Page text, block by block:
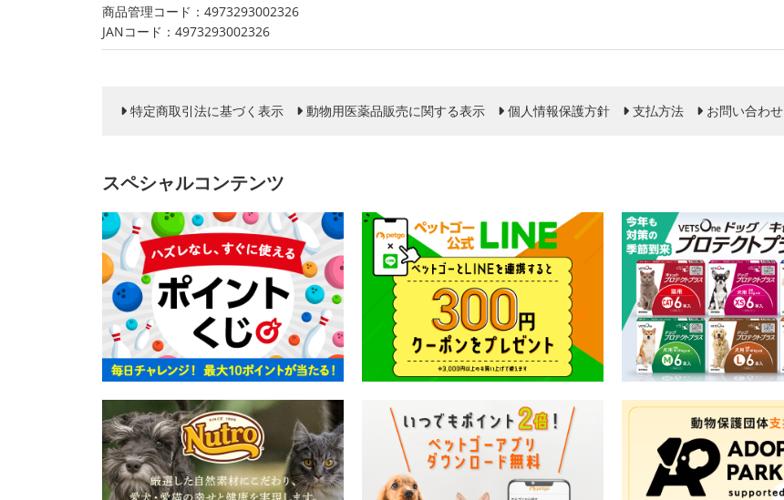
商品管理コード：4973293002326
JANコード：4973293002326
特定商取引法に基づく表示 動物用医薬品販売に関する表示 個人情報保護方針 支払方法 お問い合わせ
スペシャルコンテンツ